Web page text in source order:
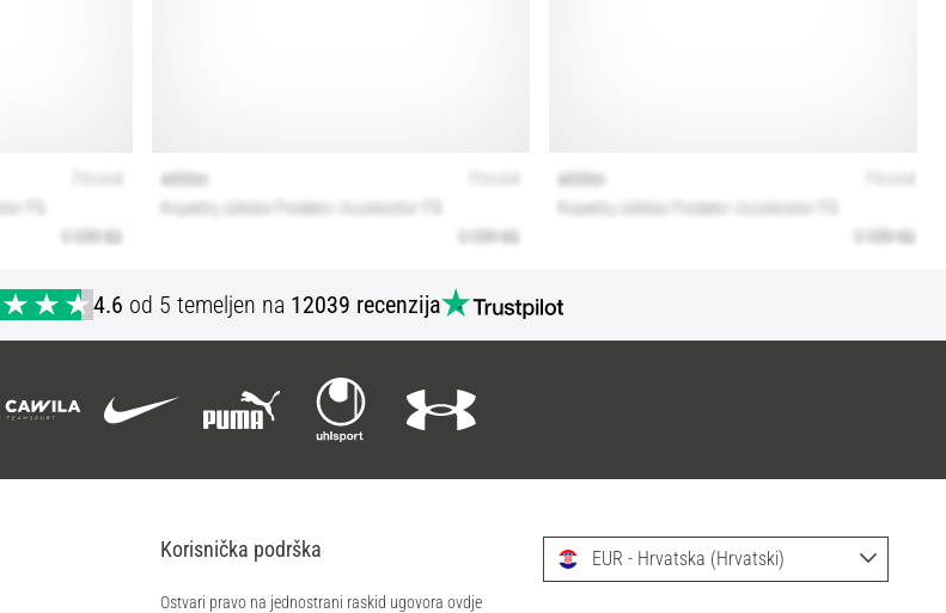
4.6 od 5 temeljen na 12039 recenzija
Korisnička podrška
Ostvari pravo na jednostrani raskid ugovora ovdje
EUR - Hrvatska (Hrvatski)